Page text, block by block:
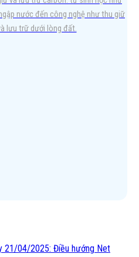
nước đến công nghệ như thu giữ
lưu trữ dưới lòng đất.
21/04/2025: Điều hướng Net